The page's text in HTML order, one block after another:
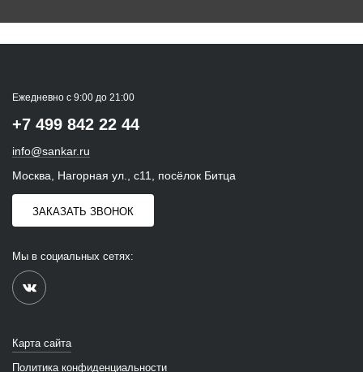
Ежедневно с 9:00 до 21:00
+7 499 842 22 44
info@sankar.ru
Москва, Нагорная ул., с11, посёлок Битца
ЗАКАЗАТЬ ЗВОНОК
Мы в социальных сетях:
Карта сайта
Политика конфиденциальности